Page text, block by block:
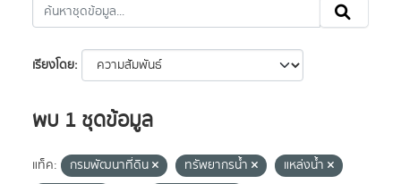
เรียงโดย
พบ 1 ชุดข้อมูล
แท็ค: กรมพัฒนาที่ดิน ทรัพยากรน้ำ
แหล่งน้ำ